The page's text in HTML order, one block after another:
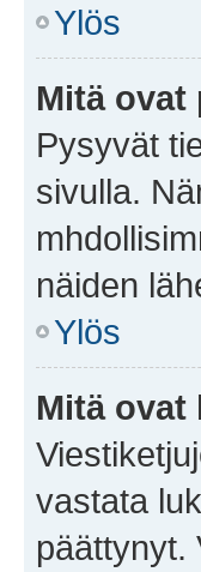
Ylös
Mitä ovat
Pysyvät
sivulla.
näiden
Ylös
Mitä
vastata
päättynyt.